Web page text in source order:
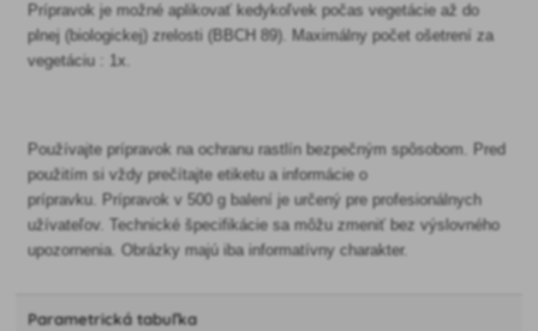
Prípravok je možné aplikovať kedykoľvek počas vegetácie až do
plnej (biologickej) zrelosti (BBCH 89). Maximálny počet ošetrení za
vegetáciu : 1x.
Používajte prípravok na ochranu rastlín bezpečným spôsobom. Pred
použitím si vždy prečítajte etiketu a informácie o
prípravku. Prípravok v 500 g balení je určený pre profesionálnych
užívateľov. Technické špecifikácie sa môžu zmeniť bez výslovného
upozornenia. Obrázky majú iba informatívny charakter.
Parametrická tabuľka